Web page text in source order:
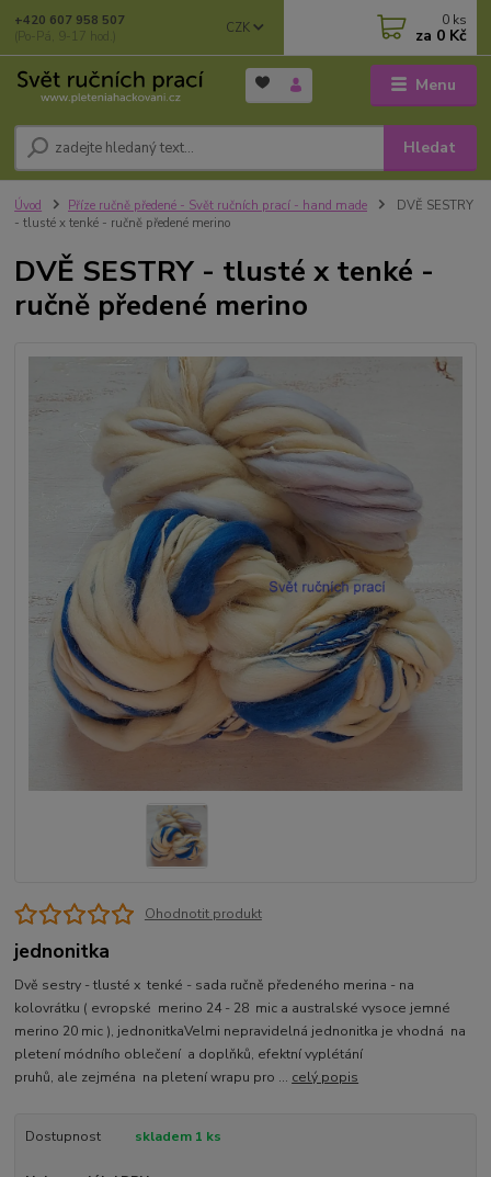
Menu
CZK
Hledat
+420 607 958 507
(Po-Pá, 9-17 hod.)
0 ks
za 0 Kč
Úvod Příze ručně předené - Svět ručních prací - hand made
DVĚ SESTRY
- tlusté x tenké - ručně předené merino
DVĚ SESTRY - tlusté x tenké -
ručně předené merino
Ohodnotit produkt
jednonitka
Dvě sestry - tlusté x tenké - sada ručně předeného merina - na
kolovrátku ( evropské merino 24 - 28 mic a australské vysoce jemné
merino 20 mic ), jednonitkaVelmi nepravidelná jednonitka je vhodná na
pletení módního oblečení a doplňků, efektní vyplétání
pruhů, ale zejména na pletení wrapu pro ... celý popis
Dostupnost skladem 1 ks